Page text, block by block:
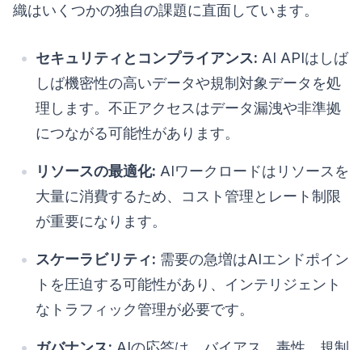
織はいくつかの独自の課題に直面しています。
セキュリティとコンプライアンス: AI APIはしば
しば機密性の高いデータや規制対象データを処
理します。不正アクセスはデータ漏洩や非準拠
につながる可能性があります。
リソースの最適化: AIワークロードはリソースを
大量に消費するため、コスト管理とレート制限
が重要になります。
スケーラビリティ: 需要の急増はAIエンドポイン
トを圧迫する可能性があり、インテリジェント
なトラフィック管理が必要です。